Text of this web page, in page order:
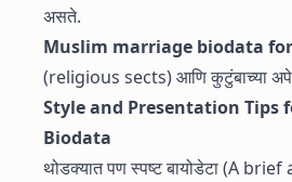
असते.
Muslim marriage biodata
(religious sects) आणि कुटुंबाच्या
Style and Presentation Tips
Biodata
थोडक्यात पण स्पष्ट बायोडेटा (A